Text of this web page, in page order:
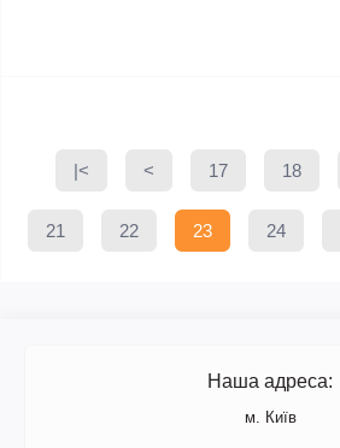
|< < 17 18
21 22 23 24
Наша адреса:
м. Київ